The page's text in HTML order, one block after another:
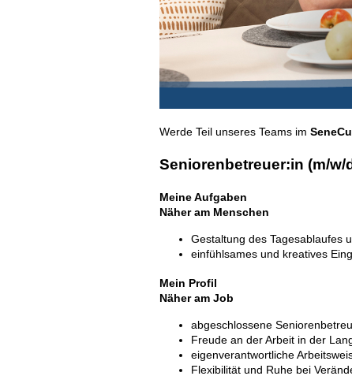
Werde Teil unseres Teams im
Seniorenbetreuer:in (m/w/
Meine Aufgaben
Näher am Menschen
Gestaltung des Tagesablaufes
einfühlsames und kreatives
Mein Profil
Näher am Job
abgeschlossene
Freude an der Arbeit in der
eigenverantwortliche
Flexibilität und Ruhe bei